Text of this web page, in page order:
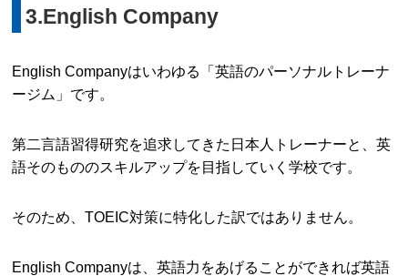
3.English Company
English Companyはいわゆる「英語のパーソナルトレーナ
ージム」です。
第二言語習得研究を追求してきた日本人トレーナーと、英
語そのもののスキルアップを目指していく学校です。
そのため、TOEIC対策に特化した訳ではありません。
English Companyは、英語力をあげることができれば英語